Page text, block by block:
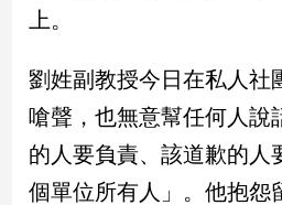
台
觀
南
台
灣
上。
劉姓副教授今日在私人社
嗆聲，也無意幫任何人說
的人要負責、該道歉的人
個單位所有人」。他抱怨